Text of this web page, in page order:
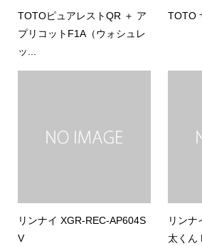
TOTOピュアレストQR ＋ ア
プリコットF1A（ウォシュレ
ッ...
TOTO
リンナイ XGR-REC-AP604S
V
リンナ
太くん